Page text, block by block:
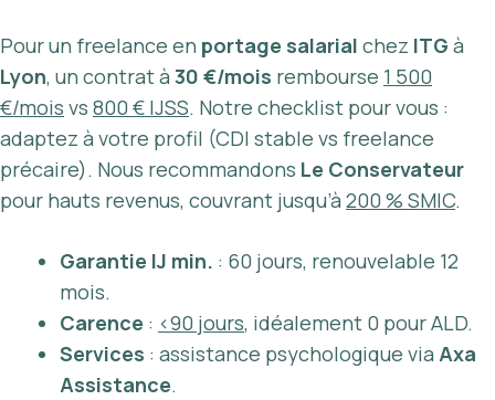
Pour un freelance en portage salarial chez ITG à
Lyon, un contrat à 30 €/mois rembourse 1 500
€/mois vs 800 € IJSS. Notre checklist pour vous :
adaptez à votre profil (CDI stable vs freelance
précaire). Nous recommandons Le Conservateur
pour hauts revenus, couvrant jusqu’à 200 % SMIC.
Garantie IJ min. : 60 jours, renouvelable 12
mois.
Carence : <90 jours, idéalement 0 pour ALD.
Services : assistance psychologique via Axa
Assistance.